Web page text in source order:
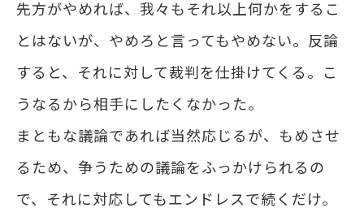
先方がやめれば、我々もそれ以上何かをするこ
とはないが、やめろと言ってもやめない。反論
すると、それに対して裁判を仕掛けてくる。こ
うなるから相手にしたくなかった。
まともな議論であれば当然応じるが、もめさせ
るため、争うための議論をふっかけられるの
で、それに対応してもエンドレスで続くだけ。